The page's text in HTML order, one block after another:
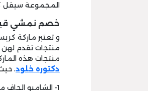
المجموعة سيقل
خصم نمشي قيمته 25% على
و تعتبر ماركة
منتجات هذه
دكتوره خلود،
1- الشامبو